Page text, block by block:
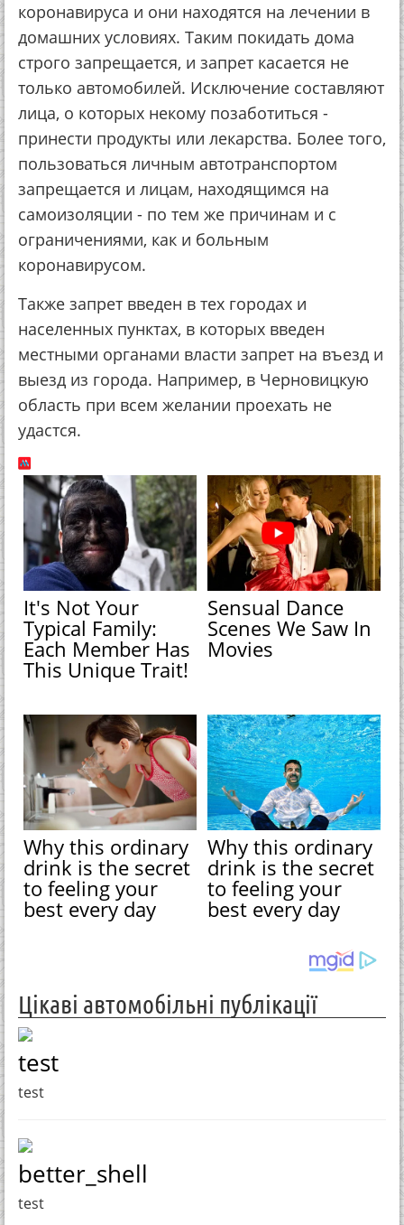
коронавируса и они находятся на лечении в
домашних условиях. Таким покидать дома
строго запрещается, и запрет касается не
только автомобилей. Исключение составляют
лица, о которых некому позаботиться -
принести продукты или лекарства. Более того,
пользоваться личным автотранспортом
запрещается и лицам, находящимся на
самоизоляции - по тем же причинам и с
ограничениями, как и больным
коронавирусом.
Также запрет введен в тех городах и
населенных пунктах, в которых введен
местными органами власти запрет на въезд и
выезд из города. Например, в Черновицкую
область при всем желании проехать не
удастся.
It's Not Your
Typical Family:
Each Member Has
This Unique Trait!
Sensual Dance
Scenes We Saw In
Movies
Why this ordinary
drink is the secret
to feeling your
best every day
Why this ordinary
drink is the secret
to feeling your
best every day
Цікаві автомобільні публікації
test
test
better_shell
test